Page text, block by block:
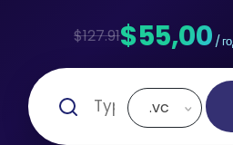
$127.91$55,00 /
.vc